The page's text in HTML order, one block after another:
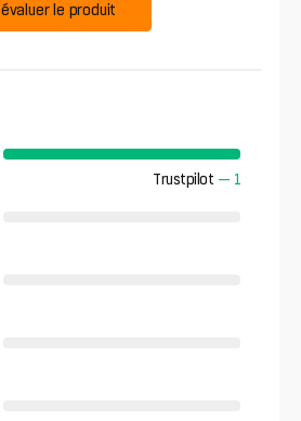
évaluer le produit
Trustpilot — 1